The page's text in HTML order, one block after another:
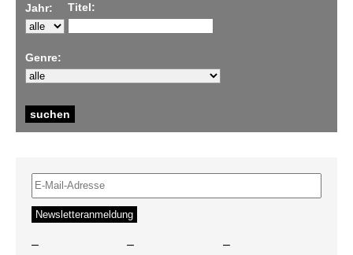
Jahr: Titel:
Genre:
– – –